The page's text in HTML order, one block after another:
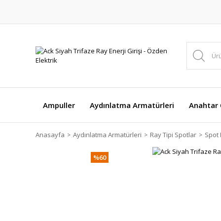
Ampuller Aydınlatma Armatürleri Anahtar
Anasayfa Aydınlatma Armatürleri Ray Tipi Spotlar Spot
%60